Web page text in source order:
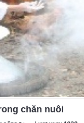
chăn nuôi